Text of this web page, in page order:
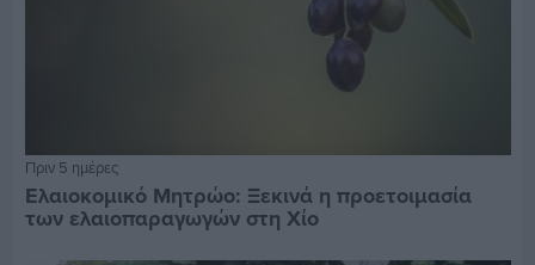
Πριν 5 ημέρες
Ελαιοκομικό Μητρώο: Ξεκινά η προετοιμασία
των ελαιοπαραγωγών στη Χίο